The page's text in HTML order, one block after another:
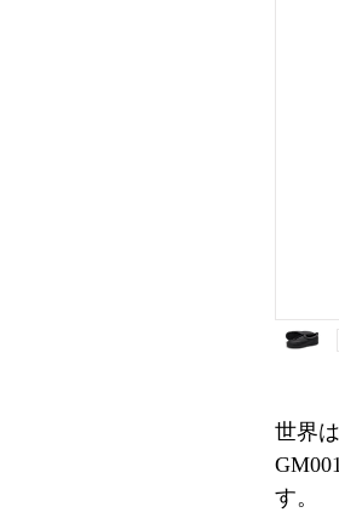
世界
す。